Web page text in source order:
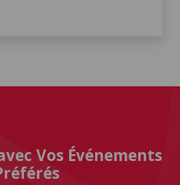
Vos Événements